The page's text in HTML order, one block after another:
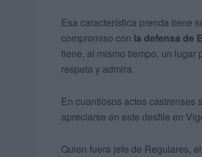
Esa característica prenda tiene
compromiso con la defensa de
tiene, al mismo tiempo, un lugar
respeta y admira.
En cuantiosos actos castrenses
apreciarse en este desfile en
Quien fuera jefe de Regulares,